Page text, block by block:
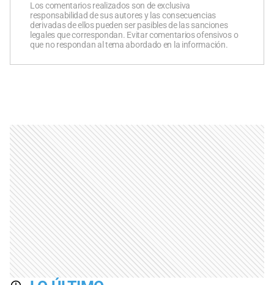
Los comentarios realizados son de exclusiva
responsabilidad de sus autores y las consecuencias
derivadas de ellos pueden ser pasibles de las sanciones
legales que correspondan. Evitar comentarios ofensivos o
que no respondan al tema abordado en la información.